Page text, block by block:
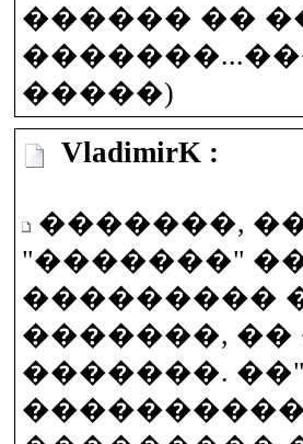
������ ��
�����)
VladimirK :
�������,
"�������"
���������
�������, ��
�������.